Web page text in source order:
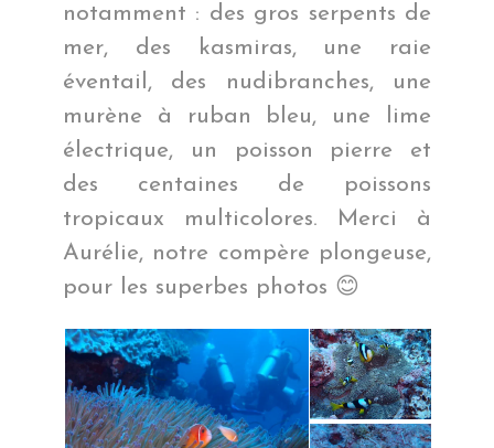
notamment : des gros serpents de
mer, des kasmiras, une raie
éventail, des nudibranches, une
murène à ruban bleu, une lime
électrique, un poisson pierre et
des centaines de poissons
tropicaux multicolores. Merci à
Aurélie, notre compère plongeuse,
pour les superbes photos 😊